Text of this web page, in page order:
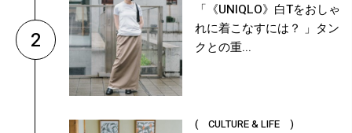
2
「《UNIQLO》白Tをおしゃ
れに着こなすには？ 」タン
クとの重...
( CULTURE & LIFE )